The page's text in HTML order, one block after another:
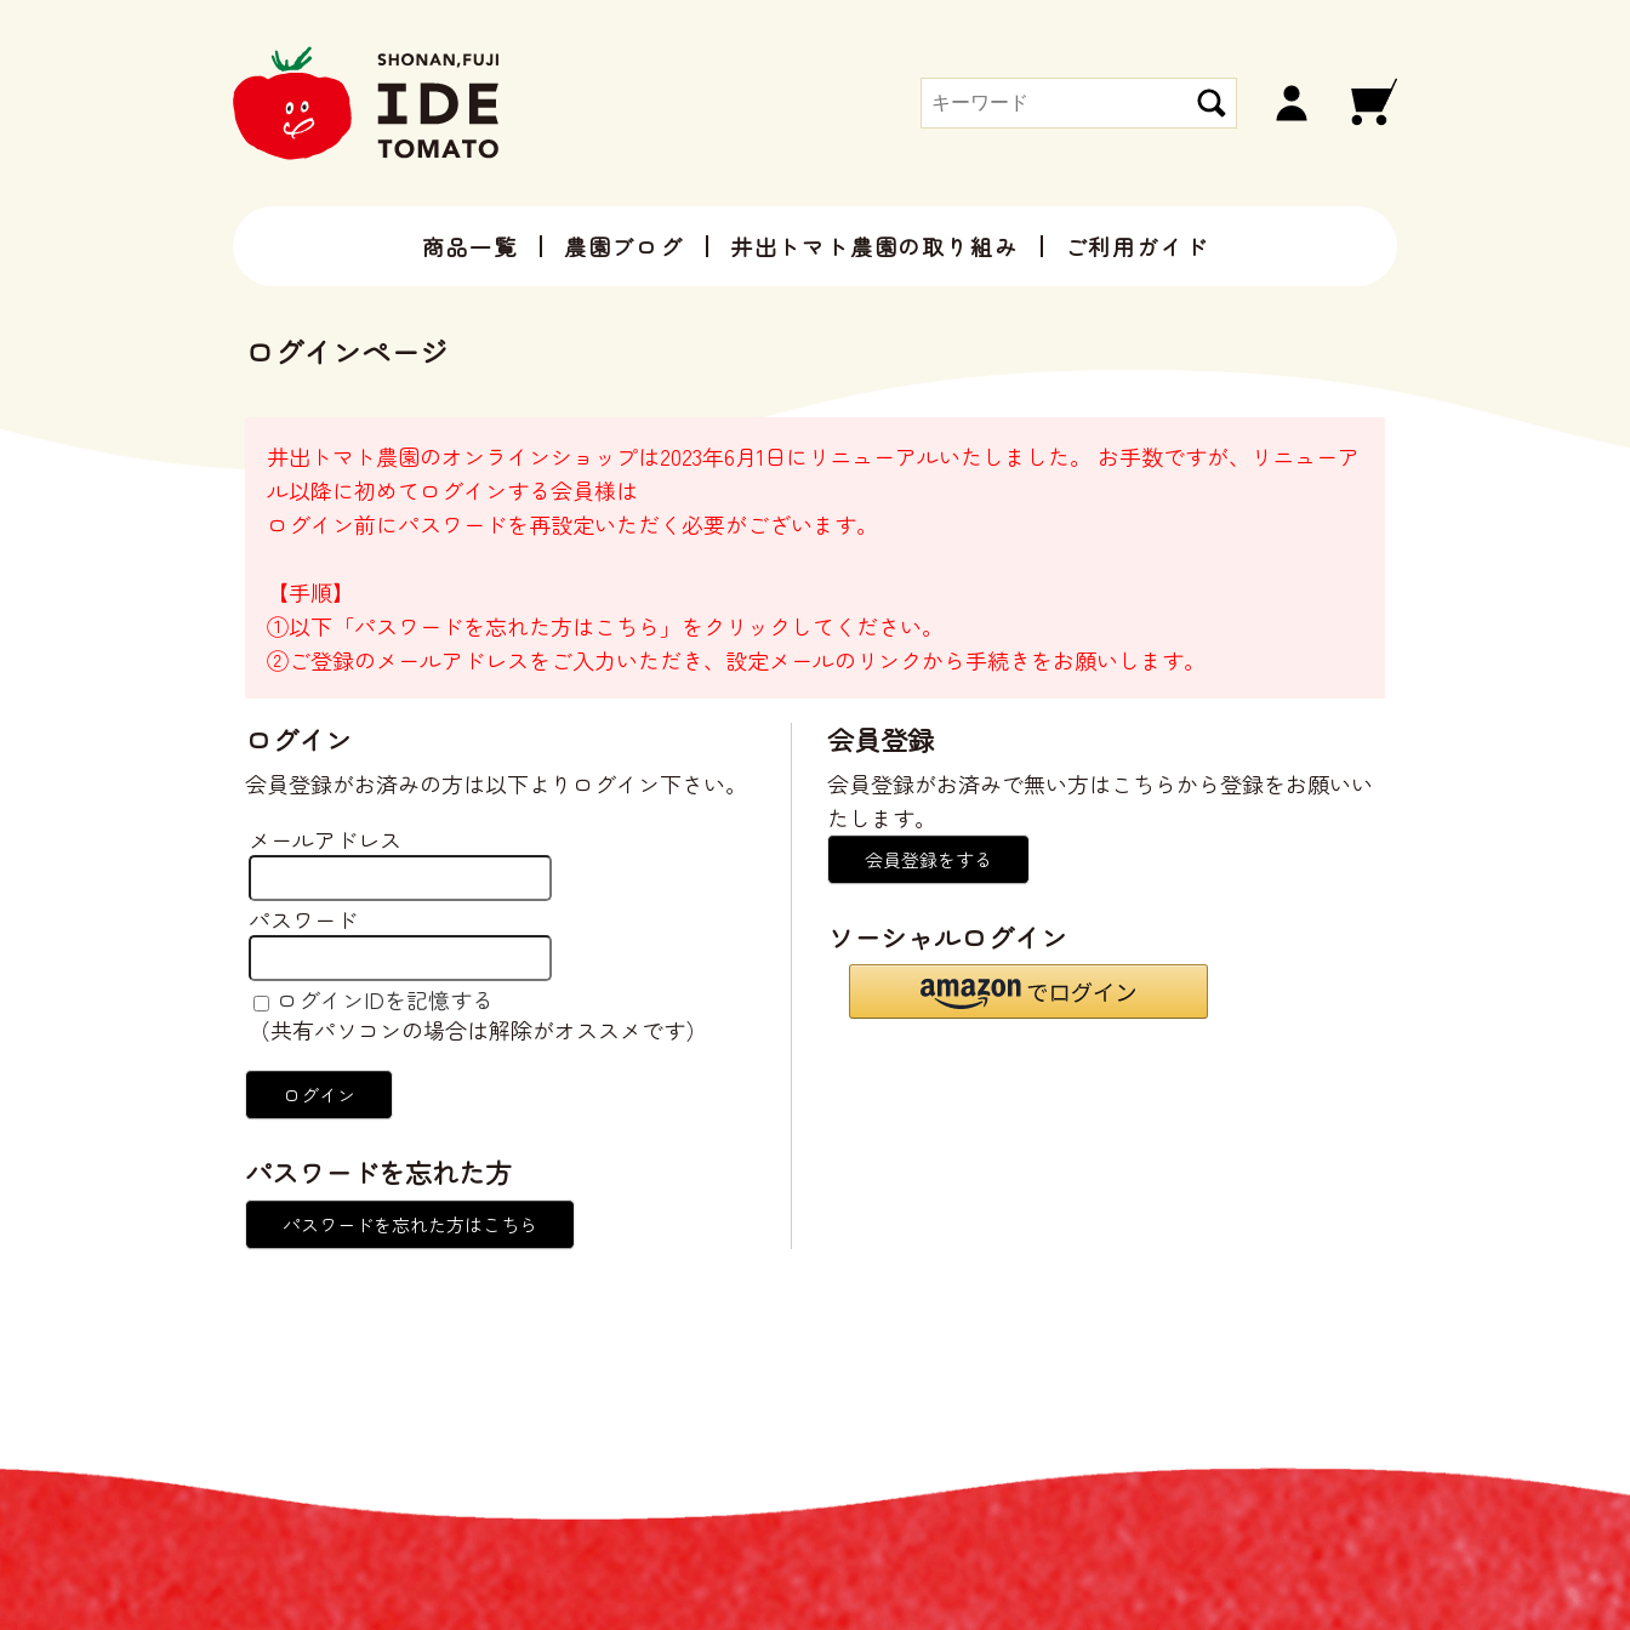
商品一覧 農園ブログ 井出トマト農園の取り組み ご利用ガイド
ログインページ
井出トマト農園のオンラインショップは2023年6月1日にリニューアルいたしました。 お手数ですが、リニューア
ル以降に初めてログインする会員様は
ログイン前にパスワードを再設定いただく必要がございます。
【手順】
①以下「パスワードを忘れた方はこちら」をクリックしてください。
②ご登録のメールアドレスをご入力いただき、設定メールのリンクから手続きをお願いします。
ログイン
会員登録がお済みの方は以下よりログイン下さい。
メールアドレス
パスワード
ログインIDを記憶する
（共有パソコンの場合は解除がオススメです）
ログイン
パスワードを忘れた方
パスワードを忘れた方はこちら
会員登録
会員登録がお済みで無い方はこちらから登録をお願いい
たします。
会員登録をする
ソーシャルログイン